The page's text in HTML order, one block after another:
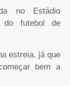
no Estádio
do futebol de
estreia, já que
bem a